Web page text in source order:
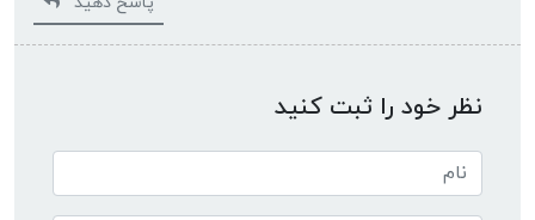
نظر خود را ثبت کنید